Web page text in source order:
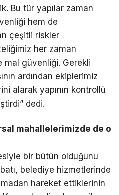
Bu tür yapılar zaman
hem de
çeşitli riskler
her zaman
mal güvenliği. Gerekli
ardından ekiplerimiz
alarak yapının kontrollü
dedi.
mahallelerimizde de o
bir bütün olduğunu
belediye hizmetlerinde
hareket ettiklerinin